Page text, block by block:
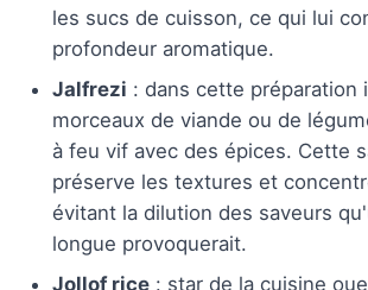
les sucs de cuisson, ce qui lui
profondeur aromatique.
Jalfrezi : dans cette préparation
morceaux de viande ou de
à feu vif avec des épices. Cette
préserve les textures et
évitant la dilution des saveurs
longue provoquerait.
Jollof rice : star de la cuisine